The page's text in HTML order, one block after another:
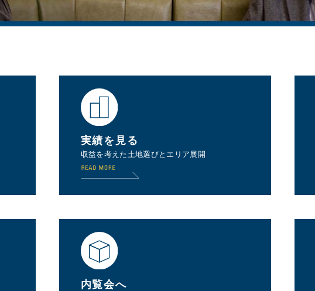
実績を見る
収益を考えた土地選びとエリア展開
内覧会へ